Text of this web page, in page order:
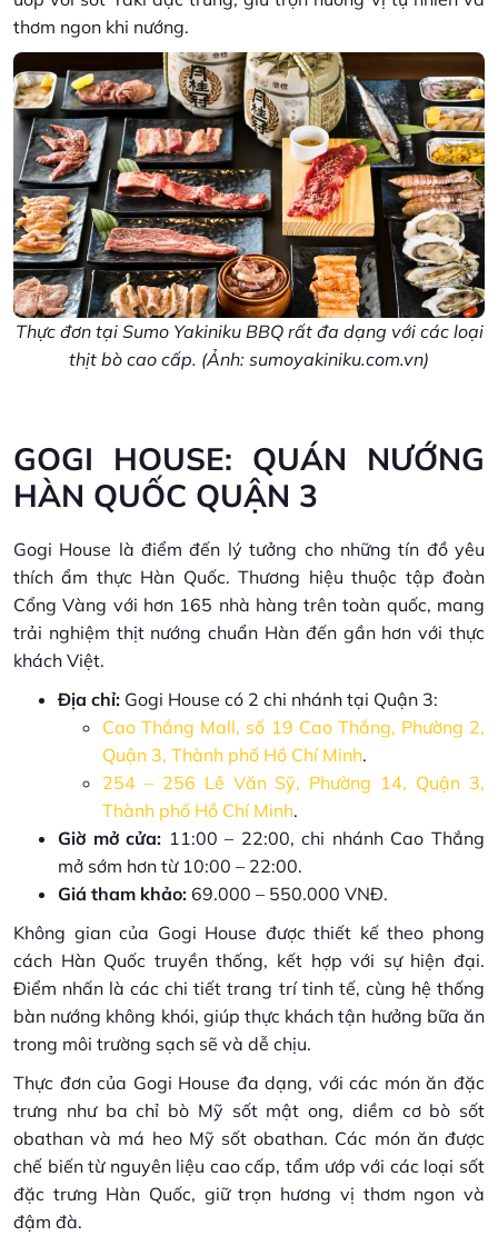
thơm ngon khi nướng.
Thực đơn tại Sumo Yakiniku BBQ rất đa dạng với các loại
thịt bò cao cấp. (Ảnh: sumoyakiniku.com.vn)
GOGI HOUSE: QUÁN NƯỚNG
HÀN QUỐC QUẬN 3
Gogi House là điểm đến lý tưởng cho những tín đồ yêu
thích ẩm thực Hàn Quốc. Thương hiệu thuộc tập đoàn
Cổng Vàng với hơn 165 nhà hàng trên toàn quốc, mang
trải nghiệm thịt nướng chuẩn Hàn đến gần hơn với thực
khách Việt.
Địa chỉ: Gogi House có 2 chi nhánh tại Quận 3:
Cao Thắng Mall, số 19 Cao Thắng, Phường 2,
Quận 3, Thành phố Hồ Chí Minh.
254 – 256 Lê Văn Sỹ, Phường 14, Quận 3,
Thành phố Hồ Chí Minh.
Giờ mở cửa: 11:00 – 22:00, chi nhánh Cao Thắng
mở sớm hơn từ 10:00 – 22:00.
Giá tham khảo: 69.000 – 550.000 VNĐ.
Không gian của Gogi House được thiết kế theo phong
cách Hàn Quốc truyền thống, kết hợp với sự hiện đại.
Điểm nhấn là các chi tiết trang trí tinh tế, cùng hệ thống
bàn nướng không khói, giúp thực khách tận hưởng bữa ăn
trong môi trường sạch sẽ và dễ chịu.
Thực đơn của Gogi House đa dạng, với các món ăn đặc
trưng như ba chỉ bò Mỹ sốt mật ong, diềm cơ bò sốt
obathan và má heo Mỹ sốt obathan. Các món ăn được
chế biến từ nguyên liệu cao cấp, tẩm ướp với các loại sốt
đặc trưng Hàn Quốc, giữ trọn hương vị thơm ngon và
đậm đà.